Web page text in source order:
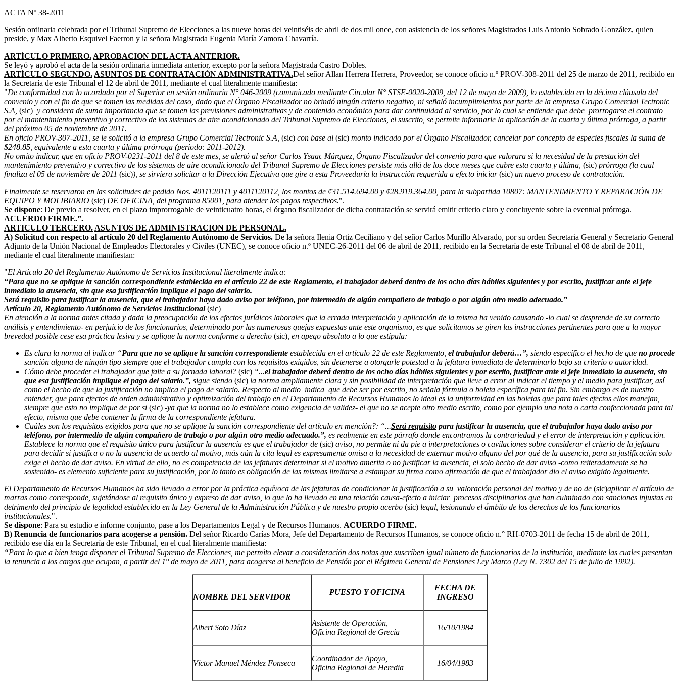
ACTA Nº 38-2011
Sesión ordinaria celebrada por el Tribunal Supremo de Elecciones a las nueve horas del veintiséis de abril de dos mil once, con asistencia de los señores Magistrados Luis Antonio Sobrado González, quien
preside, y Max Alberto Esquivel Faerron y la señora Magistrada Eugenia María Zamora Chavarría.
ARTÍCULO PRIMERO. APROBACION DEL ACTA ANTERIOR.
Se leyó y aprobó el acta de la sesión ordinaria inmediata anterior, excepto por la señora Magistrada Castro Dobles.
ARTÍCULO SEGUNDO. ASUNTOS DE CONTRATACIÓN ADMINISTRATIVA.Del señor Allan Herrera Herrera, Proveedor, se conoce oficio n.º PROV-308-2011 del 25 de marzo de 2011, recibido en
la Secretaría de este Tribunal el 12 de abril de 2011, mediante el cual literalmente manifiesta:
"De conformidad con lo acordado por el Superior en sesión ordinaria N° 046-2009 (comunicado mediante Circular N° STSE-0020-2009, del 12 de mayo de 2009), lo establecido en la décima cláusula del
convenio y con el fin de que se tomen las medidas del caso, dado que el Órgano Fiscalizador no brindó ningún criterio negativo, ni señaló incumplimientos por parte de la empresa Grupo Comercial Tectronic
S.A, (sic) y considera de suma importancia que se tomen las previsiones administrativas y de contenido económico para dar continuidad al servicio, por lo cual se entiende que debe prorrogarse el contrato
por el mantenimiento preventivo y correctivo de los sistemas de aire acondicionado del Tribunal Supremo de Elecciones, el suscrito, se permite informarle la aplicación de la cuarta y última prórroga, a partir
del próximo 05 de noviembre de 2011.
En oficio PROV-307-2011, se le solicitó a la empresa Grupo Comercial Tectronic S.A, (sic) con base al (sic) monto indicado por el Órgano Fiscalizador, cancelar por concepto de especies fiscales la suma de
$248.85, equivalente a esta cuarta y última prórroga (período: 2011-2012).
No omito indicar, que en oficio PROV-0231-2011 del 8 de este mes, se alertó al señor Carlos Ysaac Márquez, Órgano Fiscalizador del convenio para que valorara si la necesidad de la prestación del
mantenimiento preventivo y correctivo de los sistemas de aire acondicionado del Tribunal Supremo de Elecciones persiste más allá de los doce meses que cubre esta cuarta y última, (sic) prórroga (la cual
finaliza el 05 de noviembre de 2011 (sic)), se sirviera solicitar a la Dirección Ejecutiva que gire a esta Proveeduría la instrucción requerida a efecto iniciar(sic) un nuevo proceso de contratación.
Finalmente se reservaron en las solicitudes de pedido Nos. 4011120111 y 4011120112, los montos de ¢31.514.694.00 y ¢28.919.364.00, para la subpartida 10807: MANTENIMIENTO Y REPARACIÓN DE
EQUIPO Y MOLIBIARIO (sic) DE OFICINA, del programa 85001, para atender los pagos respectivos.".
Se dispone: De previo a resolver, en el plazo improrrogable de veinticuatro horas, el órgano fiscalizador de dicha contratación se servirá emitir criterio claro y concluyente sobre la eventual prórroga.
ACUERDO FIRME.”.
ARTICULO TERCERO. ASUNTOS DE ADMINISTRACION DE PERSONAL.
A) Solicitud con respecto al artículo 20 del Reglamento Autónomo de Servicios. De la señora Ilenia Ortiz Ceciliano y del señor Carlos Murillo Alvarado, por su orden Secretaria General y Secretario General
Adjunto de la Unión Nacional de Empleados Electorales y Civiles (UNEC), se conoce oficio n.º UNEC-26-2011 del 06 de abril de 2011, recibido en la Secretaría de este Tribunal el 08 de abril de 2011,
mediante el cual literalmente manifiestan:
"El Artículo 20 del Reglamento Autónomo de Servicios Institucional literalmente indica:
“Para que no se aplique la sanción correspondiente establecida en el artículo 22 de este Reglamento, el trabajador deberá dentro de los ocho días hábiles siguientes y por escrito, justificar ante el jefe
inmediato la ausencia, sin que esa justificación implique el pago del salario.
Será requisito para justificar la ausencia, que el trabajador haya dado aviso por teléfono, por intermedio de algún compañero de trabajo o por algún otro medio adecuado.”
Artículo 20, Reglamento Autónomo de Servicios Institucional(sic)
En atención a la norma antes citada y dada la preocupación de los efectos jurídicos laborales que la errada interpretación y aplicación de la misma ha venido causando -lo cual se desprende de su correcto
análisis y entendimiento- en perjuicio de los funcionarios, determinado por las numerosas quejas expuestas ante este organismo, es que solicitamos se giren las instrucciones pertinentes para que a la mayor
brevedad posible cese esa práctica lesiva y se aplique la norma conforme a derecho (sic) , en apego absoluto a lo que estipula:
Es clara la norma al indicar “Para que no se aplique la sanción correspondiente establecida en el artículo 22 de este Reglamento, el trabajador deberá…”, siendo específico el hecho de que no procede
sanción alguna de ningún tipo siempre que el trabajador cumpla con los requisitos exigidos, sin detenerse a otorgarle potestad a la jefatura inmediata de determinarlo bajo su criterio o autoridad.
Cómo debe proceder el trabajador que falte a su jornada laboral? (sic) “...el trabajador deberá dentro de los ocho días hábiles siguientes y por escrito, justificar ante el jefe inmediato la ausencia, sin
que esa justificación implique el pago del salario.”, sigue siendo (sic) la norma ampliamente clara y sin posibilidad de interpretación que lleve a error al indicar el tiempo y el medio para justificar, así
como el hecho de que la justificación no implica el pago de salario. Respecto al medio indica que debe ser por escrito, no señala fórmula o boleta específica para tal fin. Sin embargo es de nuestro
entender, que para efectos de orden administrativo y optimización del trabajo en el Departamento de Recursos Humanos lo ideal es la uniformidad en las boletas que para tales efectos ellos manejan,
siempre que esto no implique de por si (sic) -ya que la norma no lo establece como exigencia de validez- el que no se acepte otro medio escrito, como por ejemplo una nota o carta confeccionada para tal
efecto, misma que debe contener la firma de la correspondiente jefatura.
Cuáles son los requisitos exigidos para que no se aplique la sanción correspondiente del artículo en mención?: “...Será requisito para justificar la ausencia, que el trabajador haya dado aviso por
teléfono, por intermedio de algún compañero de trabajo o por algún otro medio adecuado.”, es realmente en este párrafo donde encontramos la contrariedad y el error de interpretación y aplicación.
Establece la norma que el requisito único para justificar la ausencia es que el trabajador de (sic) aviso, no permite ni da pie a interpretaciones o cavilaciones sobre considerar el criterio de la jefatura
para decidir si justifica o no la ausencia de acuerdo al motivo, más aún la cita legal es expresamente omisa a la necesidad de externar motivo alguno del por qué de la ausencia, para su justificación solo
exige el hecho de dar aviso. En virtud de ello, no es competencia de las jefaturas determinar si el motivo amerita o no justificar la ausencia, el solo hecho de dar aviso -como reiteradamente se ha
sostenido- es elemento suficiente para su justificación, por lo tanto es obligación de las mismas limitarse a estampar su firma como afirmación de que el trabajador dio el aviso exigido legalmente.
El Departamento de Recursos Humanos ha sido llevado a error por la práctica equívoca de las jefaturas de condicionar la justificación a su valoración personal del motivo y de no de (sic)aplicar el artículo de
marras como corresponde, sujetándose al requisito único y expreso de dar aviso, lo que lo ha llevado en una relación causa-efecto a iniciar procesos disciplinarios que han culminado con sanciones injustas en
detrimento del principio de legalidad establecido en la Ley General de la Administración Pública y de nuestro propio acerbo (sic) legal, lesionando el ámbito de los derechos de los funcionarios
institucionales.".
Se dispone: Para su estudio e informe conjunto, pase a los Departamentos Legal y de Recursos Humanos. ACUERDO FIRME.
B) Renuncia de funcionarios para acogerse a pensión. Del señor Ricardo Carías Mora, Jefe del Departamento de Recursos Humanos, se conoce oficio n.° RH-0703-2011 de fecha 15 de abril de 2011,
recibido ese día en la Secretaría de este Tribunal, en el cual literalmente manifiesta:
“Para lo que a bien tenga disponer el Tribunal Supremo de Elecciones, me permito elevar a consideración dos notas que suscriben igual número de funcionarios de la institución, mediante las cuales presentan
la renuncia a los cargos que ocupan, a partir del 1° de mayo de 2011, para acogerse al beneficio de Pensión por el Régimen General de Pensiones Ley Marco (Ley N. 7302 del 15 de julio de 1992).
NOMBRE DEL SERVIDOR
PUESTO Y OFICINA
FECHA DE
INGRESO
Albert Soto Díaz
Asistente de Operación,
Oficina Regional de Grecia
16/10/1984
Víctor Manuel Méndez Fonseca
Coordinador de Apoyo,
Oficina Regional de Heredia
16/04/1983